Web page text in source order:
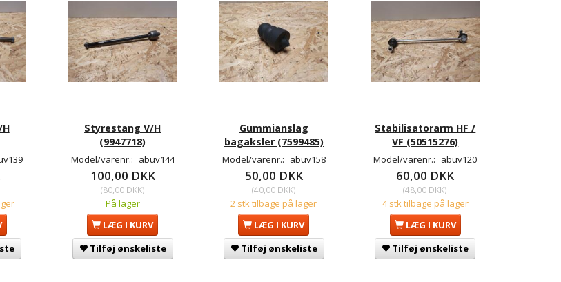
Styrestang V/H
(9947718)
Model/varenr.: abuv144
100,00 DKK
(80,00 DKK)
På lager
LÆG I KURV
Tilføj ønskeliste
Gummianslag
bagaksler (7599485)
Model/varenr.: abuv158
50,00 DKK
(40,00 DKK)
2 stk tilbage på lager
LÆG I KURV
Tilføj ønskeliste
Stabilisatorarm HF /
VF (50515276)
Model/varenr.: abuv120
60,00 DKK
(48,00 DKK)
4 stk tilbage på lager
LÆG I KURV
Tilføj ønskeliste